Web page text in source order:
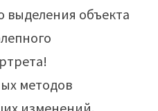
выделения объекта
методов